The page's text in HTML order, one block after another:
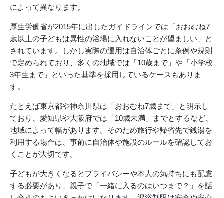
によって異なります。
厚生労働省が2015年に出したガイドラインでは「おおむね7
歳以上の子どもは異性の浴場に入れないことが望ましい」と
されています。しかし実際の運用は自治体ごとに条例や規則
で定められており、多くの地域では「10歳まで」や「小学校
3年生まで」といった基準を採用しているケースもありま
す。
たとえば東京都や神奈川県は「おおむね7歳まで」と明示し
ており、愛知県や大阪府では「10歳未満」までとするなど、
地域によって幅があります。そのため旅行や帰省先で銭湯を
利用する場合は、事前に自治体や施設のルールを確認してお
くことが大切です。
子どもが大きくなるとプライバシーや本人の気持ちにも配慮
する必要があり、親子で「一緒に入るのはいつまで？」を話